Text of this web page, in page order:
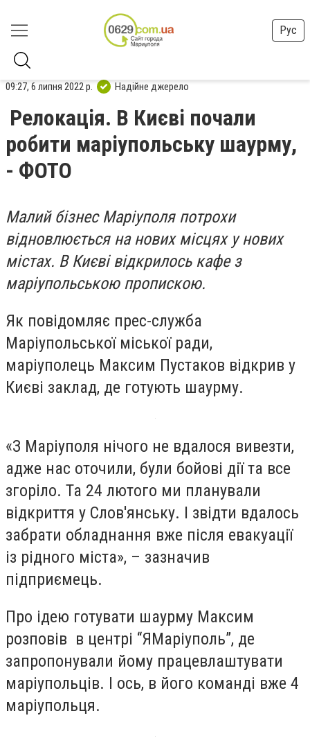
Рус
09:27, 6 липня 2022 р. Надійне джерело
Релокація. В Києві почали
робити маріупольську шаурму,
- ФОТО
Малий бізнес Маріуполя потрохи
відновлюється на нових місцях у нових
містах. В Києві відкрилось кафе з
маріупольською пропискою.
Як повідомляє прес-служба
Маріупольської міської ради,
маріуполець Максим Пустаков відкрив у
Києві заклад, де готують шаурму.
«З Маріуполя нічого не вдалося вивезти,
адже нас оточили, були бойові дії та все
згоріло. Та 24 лютого ми планували
відкриття у Слов'янську. І звідти вдалось
забрати обладнання вже після евакуації
із рідного міста», – зазначив
підприємець.
Про ідею готувати шаурму Максим
розповів в центрі “ЯМаріуполь”, де
запропонували йому працевлаштувати
маріупольців. І ось, в його команді вже 4
маріупольця.